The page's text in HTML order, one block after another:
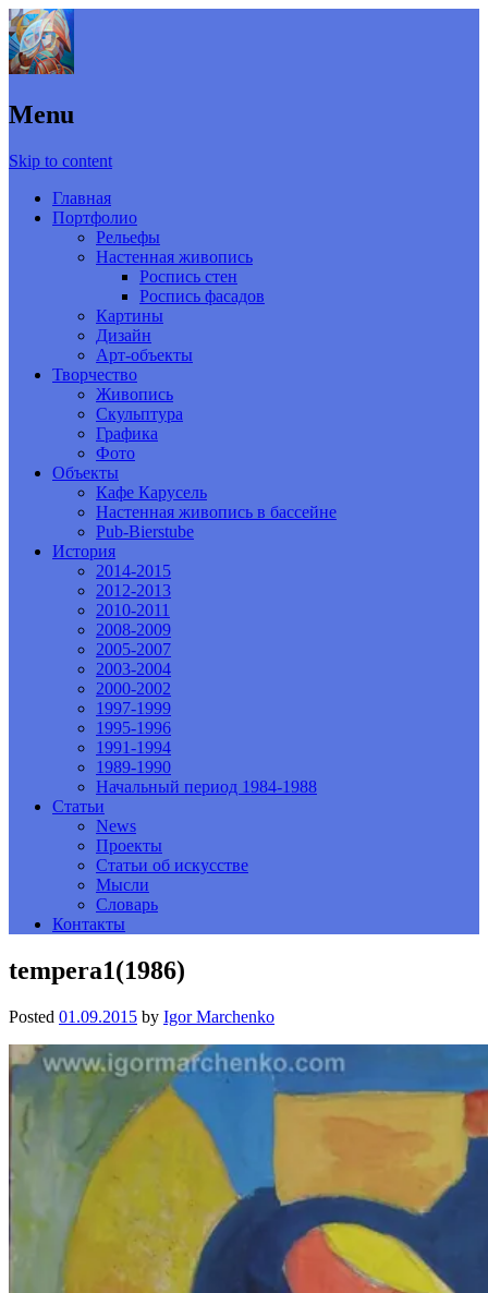
Menu
Skip to content
Главная
Портфолио
Рельефы
Настенная живопись
Роспись стен
Роспись фасадов
Картины
Дизайн
Арт-объекты
Творчество
Живопись
Скульптура
Графика
Фото
Объекты
Кафе Карусель
Настенная живопись в бассейне
Pub-Bierstube
История
2014-2015
2012-2013
2010-2011
2008-2009
2005-2007
2003-2004
2000-2002
1997-1999
1995-1996
1991-1994
1989-1990
Начальный период 1984-1988
Статьи
News
Проекты
Статьи об искусстве
Мысли
Словарь
Контакты
tempera1(1986)
Posted 01.09.2015 by Igor Marchenko